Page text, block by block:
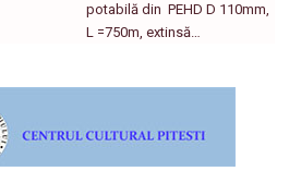
potabilă din PEHD D 110mm,
L =750m, extinsă…